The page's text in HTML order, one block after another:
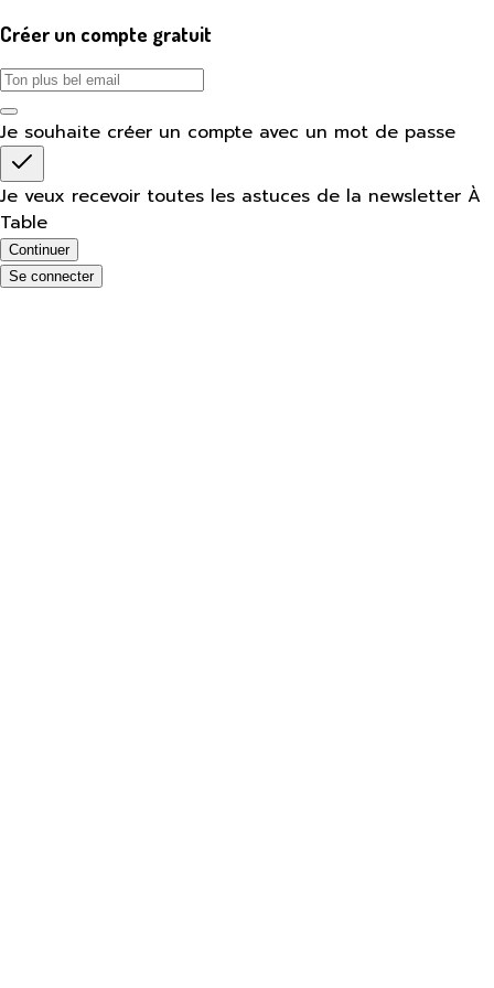
Créer un compte gratuit
Je souhaite créer un compte avec un mot de passe
Je veux recevoir toutes les astuces de la newsletter À
Table
Continuer
Se connecter